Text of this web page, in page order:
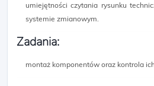
umiejętności czytania rysunku
systemie zmianowym.
Zadania:
montaż komponentów oraz kontrola